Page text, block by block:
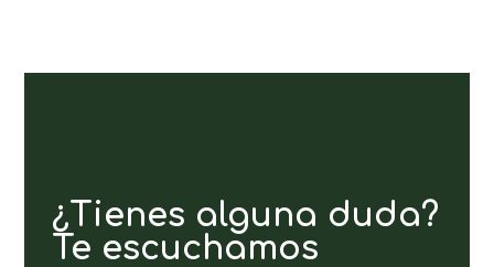
¿Tienes alguna duda?
Te escuchamos